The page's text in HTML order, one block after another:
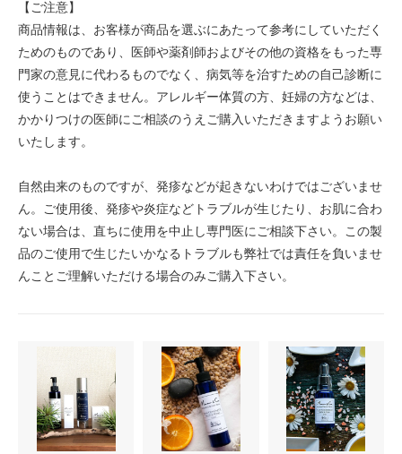
【ご注意】
商品情報は、お客様が商品を選ぶにあたって参考にしていただく
ためのものであり、医師や薬剤師およびその他の資格をもった専
門家の意見に代わるものでなく、病気等を治すための自己診断に
使うことはできません。アレルギー体質の方、妊婦の方などは、
かかりつけの医師にご相談のうえご購入いただきますようお願い
いたします。
自然由来のものですが、発疹などが起きないわけではございませ
ん。ご使用後、発疹や炎症などトラブルが生じたり、お肌に合わ
ない場合は、直ちに使用を中止し専門医にご相談下さい。この製
品のご使用で生じたいかなるトラブルも弊社では責任を負いませ
んことご理解いただける場合のみご購入下さい。